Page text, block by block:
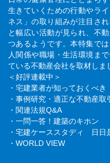
生きていくための行動やラ
ネス」の取り組みが注目さ
と幅広い活動が見られ、不
つあるようです。本特集で
人関係や職場・生活環境ま
ている不動産会社を取材しま
＜好評連載中＞
・宅建業者が知っておくべ
・事例研究・適正な不動産取
・関連法規Q&A
・一問一答！建築のキホン
・宅建ケーススタディ 日日
・WORLD VIEW